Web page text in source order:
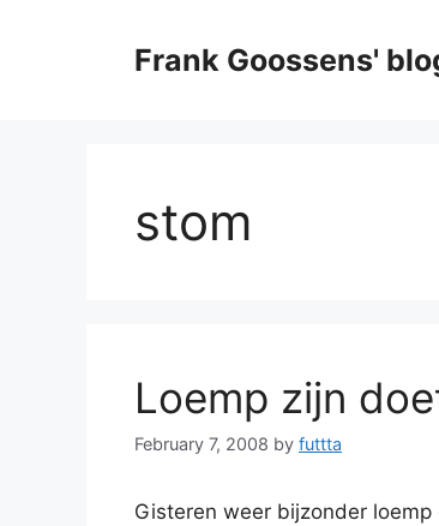
Frank Goossens'
stom
Loemp zijn
February 7, 2008 by futtta
Gisteren weer bijzonder